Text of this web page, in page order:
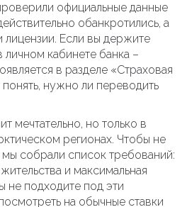
официальные данные
обанкротились, а
лицензии. Если вы держите
личном кабинете банка –
в разделе «Страховая
нужно ли переводить
мечтательно, но только в
регионах. Чтобы не
мы собрали список требований:
и максимальная
не подходите под эти
на обычные ставки